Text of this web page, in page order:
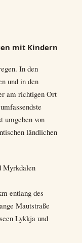
mit Kindern
In den
und in den
am richtigen Ort
umgeben von
ländlichen
Myrkdalen
entlang des
Mautstraße
Lykkja und